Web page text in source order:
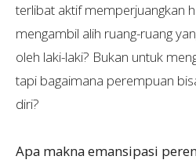
terlibat aktif memperjuangkan
mengambil alih ruang-ruang
oleh laki-laki? Bukan untuk
tapi bagaimana perempuan
diri?
Apa makna emansipasi